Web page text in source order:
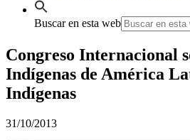
Buscar en esta web
Congreso Internacional
Indígenas de América
Indígenas
31/10/2013